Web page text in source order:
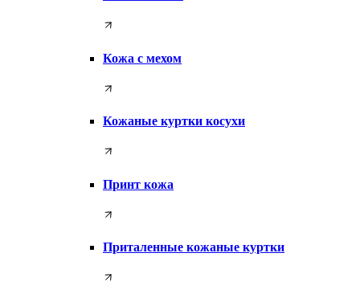
Кожа с мехом
Кожаные куртки косухи
Принт кожа
Приталенные кожаные куртки